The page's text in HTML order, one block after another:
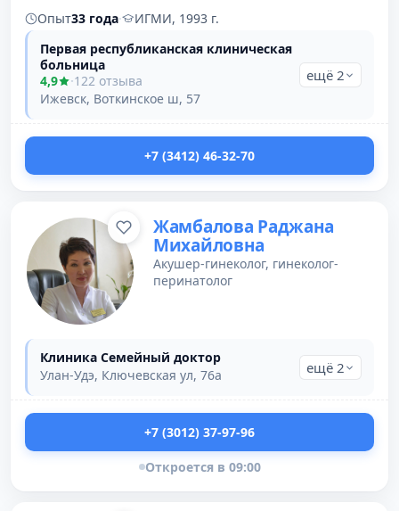
Опыт33 года·
ИГМИ, 1993 г.
Первая республиканская клиническая
больница
4,9
·122 отзыва
Ижевск, Воткинское ш, 57
ещё 2
+7 (3412) 46-32-70
Жамбалова Раджана
Михайловна
Акушер-гинеколог, гинеколог-
перинатолог
Клиника Семейный доктор
Улан-Удэ, Ключевская ул, 76а
ещё 2
+7 (3012) 37-97-96
Откроется в 09:00